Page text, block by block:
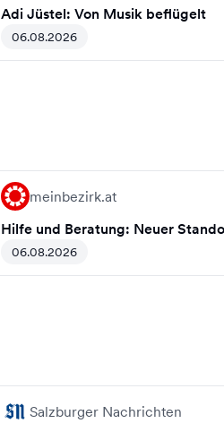
Adi Jüstel: Von Musik beflügelt
06.08.2026
meinbezirk.at
Hilfe und Beratung: Neuer
06.08.2026
Salzburger Nachrichten